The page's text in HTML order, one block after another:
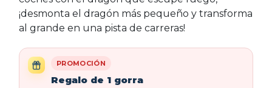
¡desmonta el dragón más pequeño y transforma
al grande en una pista de carreras!
PROMOCIÓN
Regalo de 1 gorra